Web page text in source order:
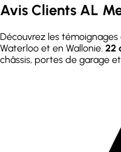
Avis Clients AL
Découvrez les
Waterloo et en Wallonie. 22
châssis, portes de garage